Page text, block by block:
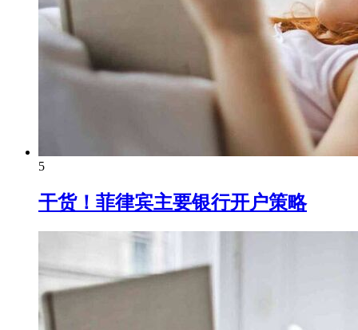
5
干货！菲律宾主要银行开户策略